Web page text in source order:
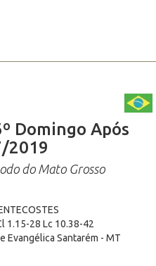
Domingo Após
2019
do Mato Grosso
1.15-28 Lc 10.38-42
Evangélica Santarém - MT